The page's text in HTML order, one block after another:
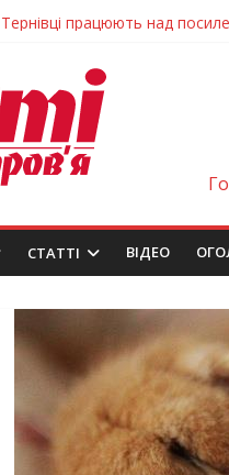
працюють над
Самарі провели незвичайний
рішення майстрів із
після півночі може
СТАТТІ ВIДЕО